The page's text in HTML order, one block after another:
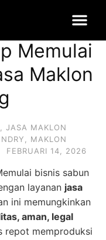
Maklon Sabun
Memulai
Maklon
JASA MAKLON
MAKLON
FEBRUARI 14, 2026
bisnis sabun
layanan jasa
ini memungkinkan
aman, legal
repot memproduksi